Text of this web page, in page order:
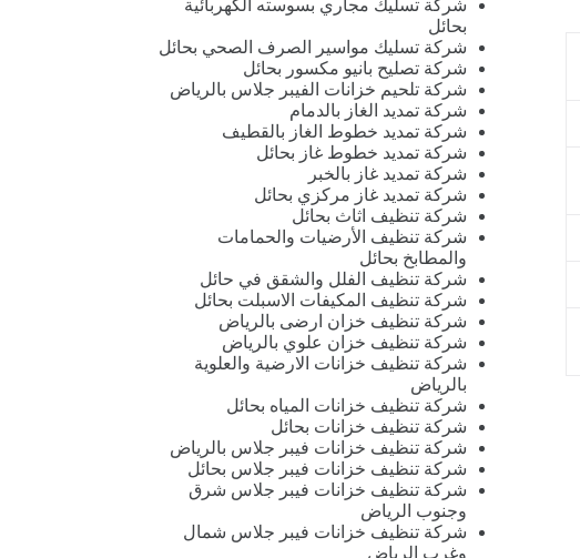
شركة تسليك مجاري بسوسته الكهربائية
بحائل
شركة تسليك مواسير الصرف الصحي بحائل
شركة تصليح بانيو مكسور بحائل
شركة تلحيم خزانات الفيبر جلاس بالرياض
شركة تمديد الغاز بالدمام
شركة تمديد خطوط الغاز بالقطيف
شركة تمديد خطوط غاز بحائل
شركة تمديد غاز بالخبر
شركة تمديد غاز مركزي بحائل
شركة تنظيف اثاث بحائل
شركة تنظيف الأرضيات والحمامات
والمطابخ بحائل
شركة تنظيف الفلل والشقق في حائل
شركة تنظيف المكيفات الاسبلت بحائل
شركة تنظيف خزان ارضى بالرياض
شركة تنظيف خزان علوي بالرياض
شركة تنظيف خزانات الارضية والعلوية
بالرياض
شركة تنظيف خزانات المياه بحائل
شركة تنظيف خزانات بحائل
شركة تنظيف خزانات فيبر جلاس بالرياض
شركة تنظيف خزانات فيبر جلاس بحائل
شركة تنظيف خزانات فيبر جلاس شرق
وجنوب الرياض
شركة تنظيف خزانات فيبر جلاس شمال
وغرب الرياض